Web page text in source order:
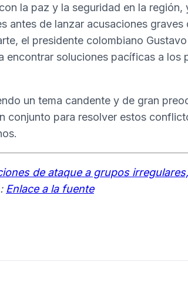
la paz y la seguridad en la región,
antes de lanzar acusaciones graves
el presidente colombiano
encontrar soluciones pacíficas a los
un tema candente y de gran
conjunto para resolver estos
de ataque a grupos
Enlace a la fuente